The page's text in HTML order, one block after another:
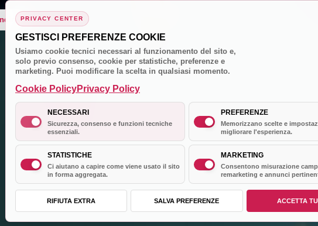
PRIVACY CENTER
GESTISCI PREFERENZE COOKIE
Usiamo cookie tecnici necessari al funzionamento del sito e,
solo previo consenso, cookie per statistiche, preferenze e
marketing. Puoi modificare la scelta in qualsiasi momento.
Cookie PolicyPrivacy Policy
NECESSARI
Sicurezza, consenso e funzioni tecniche
essenziali.
PREFERENZE
Memorizzano scelte e
migliorare l'esperienza.
STATISTICHE
Ci aiutano a capire come viene usato il sito
in forma aggregata.
MARKETING
Consentono misurazione
remarketing e annunci
RIFIUTA EXTRA SALVA PREFERENZE ACCETTA